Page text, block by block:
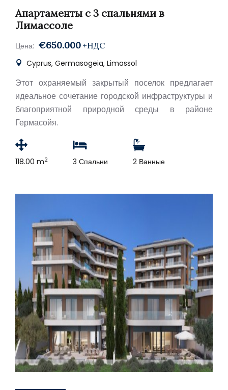
Апартаменты с 3 спальнями в
Лимассоле
Цена: €650.000 +НДС
Cyprus, Germasogeia, Limassol
Этот охраняемый закрытый поселок предлагает
идеальное сочетание городской инфраструктуры и
благоприятной природной среды в районе
Гермасойя.
118.00 m2 3 Спальни 2 Ванные